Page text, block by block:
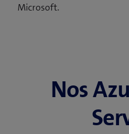
Microsoft.
Nos